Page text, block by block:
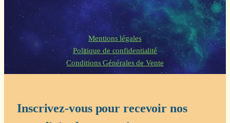
Mentions légales
Politique de confidentialité
Conditions Générales de Vente
Inscrivez-vous pour recevoir nos